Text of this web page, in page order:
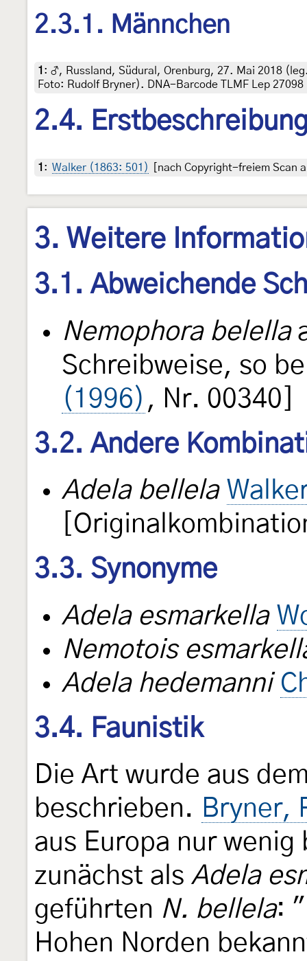
2.3.1. Männchen
1 : ♂, Russland, Südural, Orenburg, 27. Mai 2018
Foto: Rudolf Bryner). DNA-Barcode TLMF Lep 27098
2.4.
1 : Walker (1863: 501) [nach Copyright-freiem Scan
3. Weitere
3.1. Abweichende
Nemophora belella
Schreibweise, so
(1996) , Nr. 00340]
3.2. Andere
Adela bellela
3.3. Synonyme
Adela esmarkella
Nemotois
Adela hedemanni
3.4. Faunistik
Die Art wurde aus
beschrieben. Bryner,
aus Europa nur
zunächst als Adela
geführten N. bellela:
Hohen Norden